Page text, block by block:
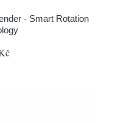
- Smart Rotation